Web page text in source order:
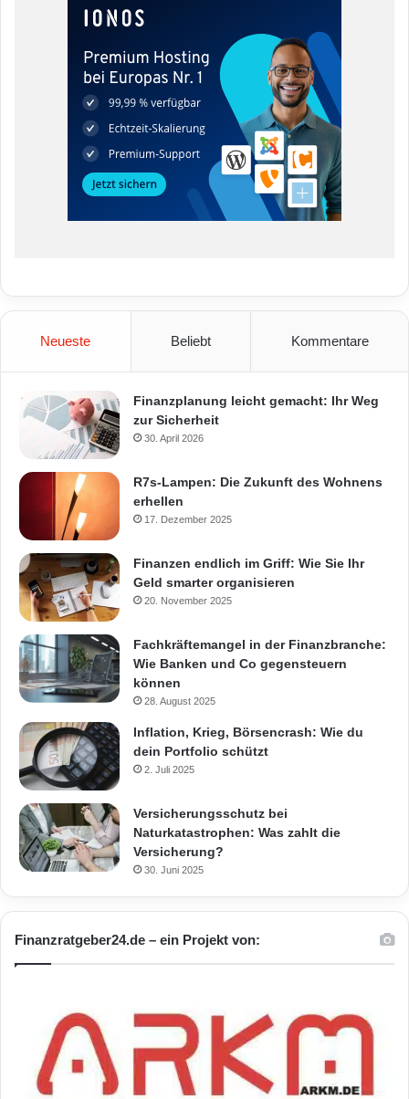
Neueste Beliebt Kommentare
Finanzplanung leicht gemacht: Ihr Weg
zur Sicherheit
30. April 2026
R7s-Lampen: Die Zukunft des Wohnens
erhellen
17. Dezember 2025
Finanzen endlich im Griff: Wie Sie Ihr
Geld smarter organisieren
20. November 2025
Fachkräftemangel in der Finanzbranche:
Wie Banken und Co gegensteuern
können
28. August 2025
Inflation, Krieg, Börsencrash: Wie du
dein Portfolio schützt
2. Juli 2025
Versicherungsschutz bei
Naturkatastrophen: Was zahlt die
Versicherung?
30. Juni 2025
Finanzratgeber24.de – ein Projekt von: